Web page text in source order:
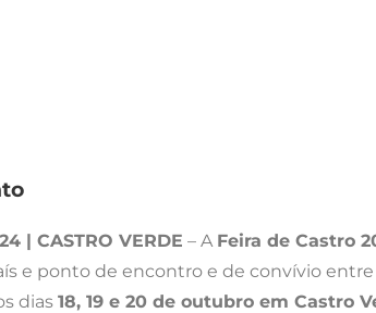
| CASTRO VERDE – A Feira de Castro
e ponto de encontro e de convívio
dias 18, 19 e 20 de outubro em Castro